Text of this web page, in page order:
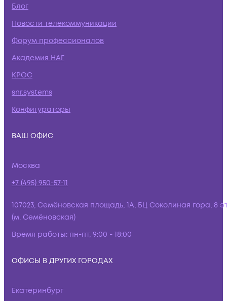
Блог
Новости телекоммуникаций
Форум профессионалов
Академия НАГ
КРОС
snr.systems
Конфигураторы
ВАШ ОФИС
Москва
+7 (495) 950-57-11
107023, Семёновская площадь, 1А, БЦ Соколиная гора, 8
(м. Семёновская)
Время работы: пн-пт, 9:00 - 18:00
ОФИСЫ В ДРУГИХ ГОРОДАХ
Екатеринбург